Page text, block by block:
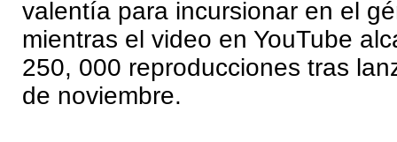
valentía para incursionar en el
mientras el video en YouTube
250, 000 reproducciones tras
de noviembre.